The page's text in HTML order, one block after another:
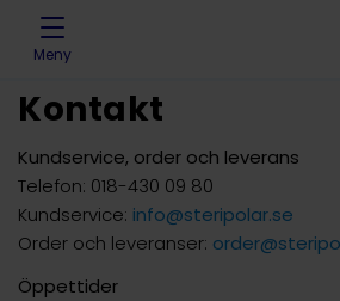
Skip to content
Meny
Kontakt
Kundservice, order och leverans
Telefon: 018-430 09 80
Kundservice: info@steripolar.se
Order och leveranser:
Öppettider